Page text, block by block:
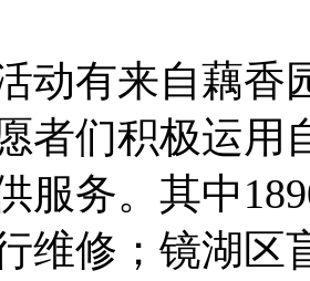
动有来自藕香
者们积极运用
服务。其中
维修；镜湖区